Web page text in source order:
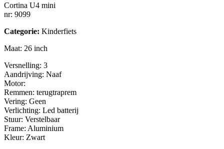
Cortina U4 mini
nr: 9099
Categorie: Kinderfiets
Maat: 26 inch
Versnelling: 3
Aandrijving: Naaf
Motor:
Remmen: terugtraprem
Vering: Geen
Verlichting: Led batterij
Stuur: Verstelbaar
Frame: Aluminium
Kleur: Zwart